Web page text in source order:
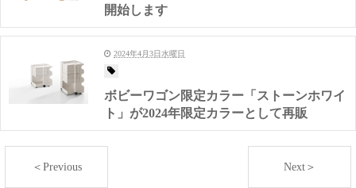
開始します
2024年4月3日水曜日
ボビーワゴン限定カラー「ストーンホワイ
ト」が2024年限定カラーとして再販
＜Previous Next＞